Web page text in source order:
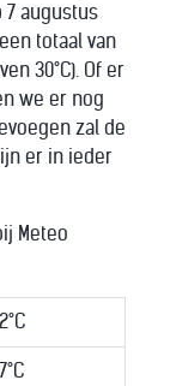
7 augustus
totaal van
30°C). Of er
we er nog
zal de
er in ieder
Meteo